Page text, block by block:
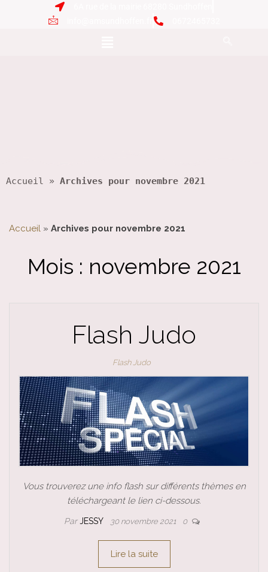
Accueil » Archives pour novembre 2021
Accueil » Archives pour novembre 2021
Mois : novembre 2021
Flash Judo
Flash Judo
Vous trouverez une info flash sur différents thèmes en
téléchargeant le lien ci-dessous.
ParJESSY 30 novembre 2021 0
Lire la suite